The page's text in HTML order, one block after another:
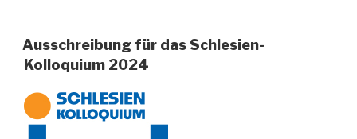
Reden
und
Arkadien
in
Ausschreibung für das Schlesien-
Kolloquium 2024